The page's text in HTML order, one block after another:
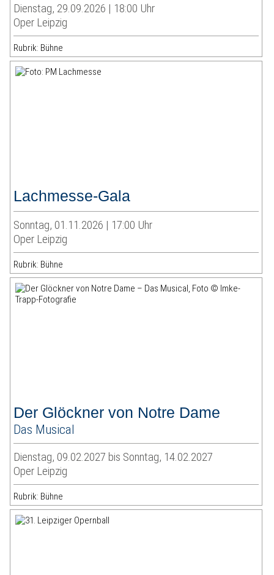
Dienstag, 29.09.2026 | 18:00 Uhr
Oper Leipzig
Rubrik: Bühne
Lachmesse-Gala
Sonntag, 01.11.2026 | 17:00 Uhr
Oper Leipzig
Rubrik: Bühne
Der Glöckner von Notre Dame
Das Musical
Dienstag, 09.02.2027 bis Sonntag, 14.02.2027
Oper Leipzig
Rubrik: Bühne